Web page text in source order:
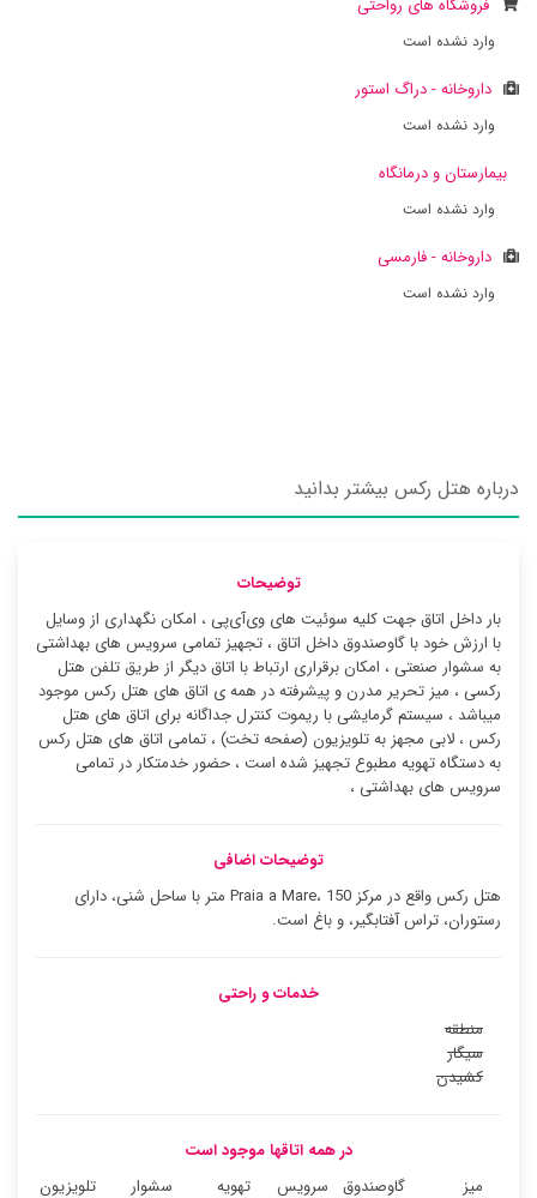
فروشگاه های رواحتی
وارد نشده است
داروخانه - دراگ استور
وارد نشده است
بیمارستان و درمانگاه
وارد نشده است
داروخانه - فارمسی
وارد نشده است
درباره هتل رکس بیشتر بدانید
توضیحات
بار داخل اتاق جهت کلیه سوئیت ‌های وی‌آی‌پی ، امکان نگهداری از وسایل
با ارزش خود با گاوصندوق داخل اتاق ، تجهیز تمامی سرویس های بهداشتی
به سشوار صنعتی ، امکان برقراری ارتباط با اتاق دیگر از طریق تلفن هتل
رکسی ، میز تحریر مدرن و پیشرفته در همه ی اتاق های هتل رکس موجود
میباشد ، سیستم گرمایشی با ریموت کنترل جداگانه برای اتاق های هتل
رکس ، لابی مجهز به تلویزیون (صفحه تخت) ، تمامی اتاق های هتل رکس
به دستگاه تهویه مطبوع تجهیز شده است ، حضور خدمتکار در تمامی
سرویس های بهداشتی ،
توضیحات اضافی
هتل رکس واقع در مرکز Praia a Mare، 150 متر با ساحل شنی، دارای
رستوران، تراس آفتابگیر، و باغ است.
خدمات و راحتی
منطقه
سیگار
کشیدن
در همه اتاقها موجود است
میز
گاوصندوق سرویس تهویه سشوار تلویزیون